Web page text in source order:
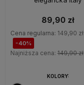
89,90 zł
Cena regularna: 149,90 zł
-40%
Najniższa cena: 149,90 zł
KOLORY: